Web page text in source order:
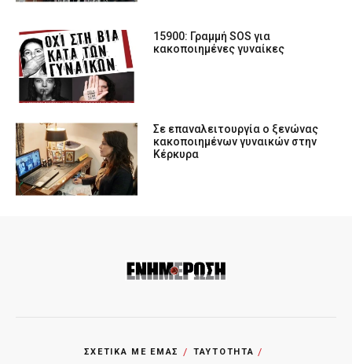
15900: Γραμμή SOS για
κακοποιημένες γυναίκες
Σε επαναλειτουργία ο ξενώνας
κακοποιημένων γυναικών στην
Κέρκυρα
ΣΧΕΤΙΚΑ ΜΕ ΕΜΑΣ ΤΑΥΤΟΤΗΤΑ